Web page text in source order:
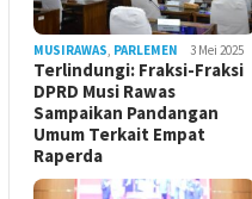
MUSIRAWAS, PARLEMEN 3 Mei 2025
Terlindungi: Fraksi-Fraksi
DPRD Musi Rawas
Sampaikan Pandangan
Umum Terkait Empat
Raperda